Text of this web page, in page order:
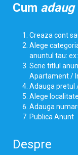
Cum
Creaza cont
Alege
anuntul tau:
Scrie titlul
Apartament /
Adauga pretul
Alege
Adauga
Publica Anunt
Despre